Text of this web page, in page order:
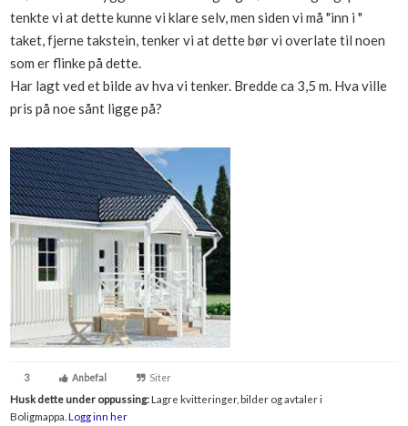
Se din bolig? Klikk her
Boligmappa+
Få mer ut av Boligmappa
tenkte vi at dette kunne vi klare selv, men siden vi må "inn i "
taket, fjerne takstein, tenker vi at dette bør vi overlate til noen
som er flinke på dette.
Har lagt ved et bilde av hva vi tenker. Bredde ca 3,5 m. Hva ville
pris på noe sånt ligge på?
3 Anbefal Siter
Husk dette under oppussing:Lagre kvitteringer, bilder og avtaler i
Boligmappa. Logg inn her